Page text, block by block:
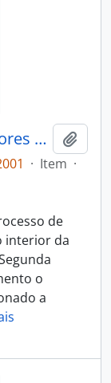
O mundo das feras: os moradores do sertão oeste de Minas Gerais - século XVIII
· Item ·
de
interior da
o
a